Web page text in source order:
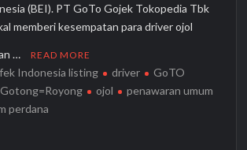
(BEI). PT GoTo Gojek Tokopedia Tbk
memberi kesempatan para driver ojol
… READ MORE
Indonesia listing driver
GoTO
ojol
penawaran umum
perdana